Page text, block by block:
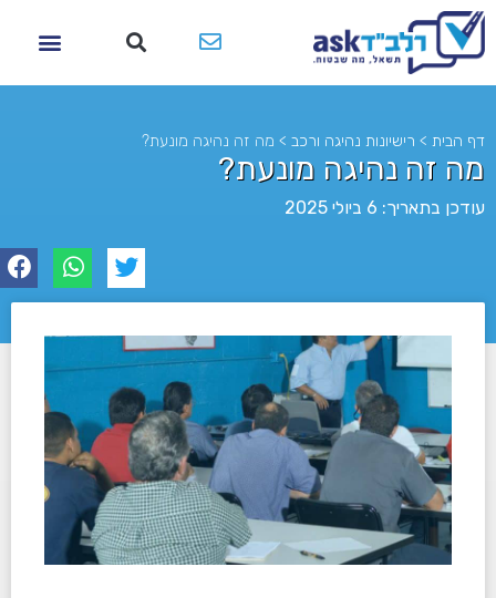
דף הבית > רישיונות נהיגה ורכב > מה זה נהיגה מונעת?
מה זה נהיגה מונעת?
עודכן בתאריך: 6 ביולי 2025
לא